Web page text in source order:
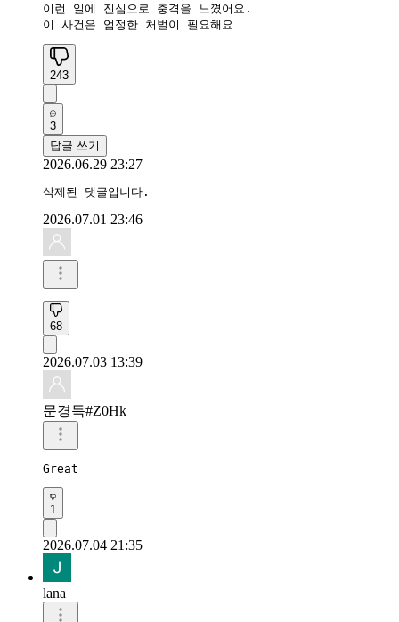
이런 일에 진심으로 충격을 느꼈어요.
이 사건은 엄정한 처벌이 필요해요
243
3
답글 쓰기
2026.06.29 23:27
삭제된 댓글입니다.
2026.07.01 23:46
68
2026.07.03 13:39
문경득#Z0Hk
Great
1
2026.07.04 21:35
lana